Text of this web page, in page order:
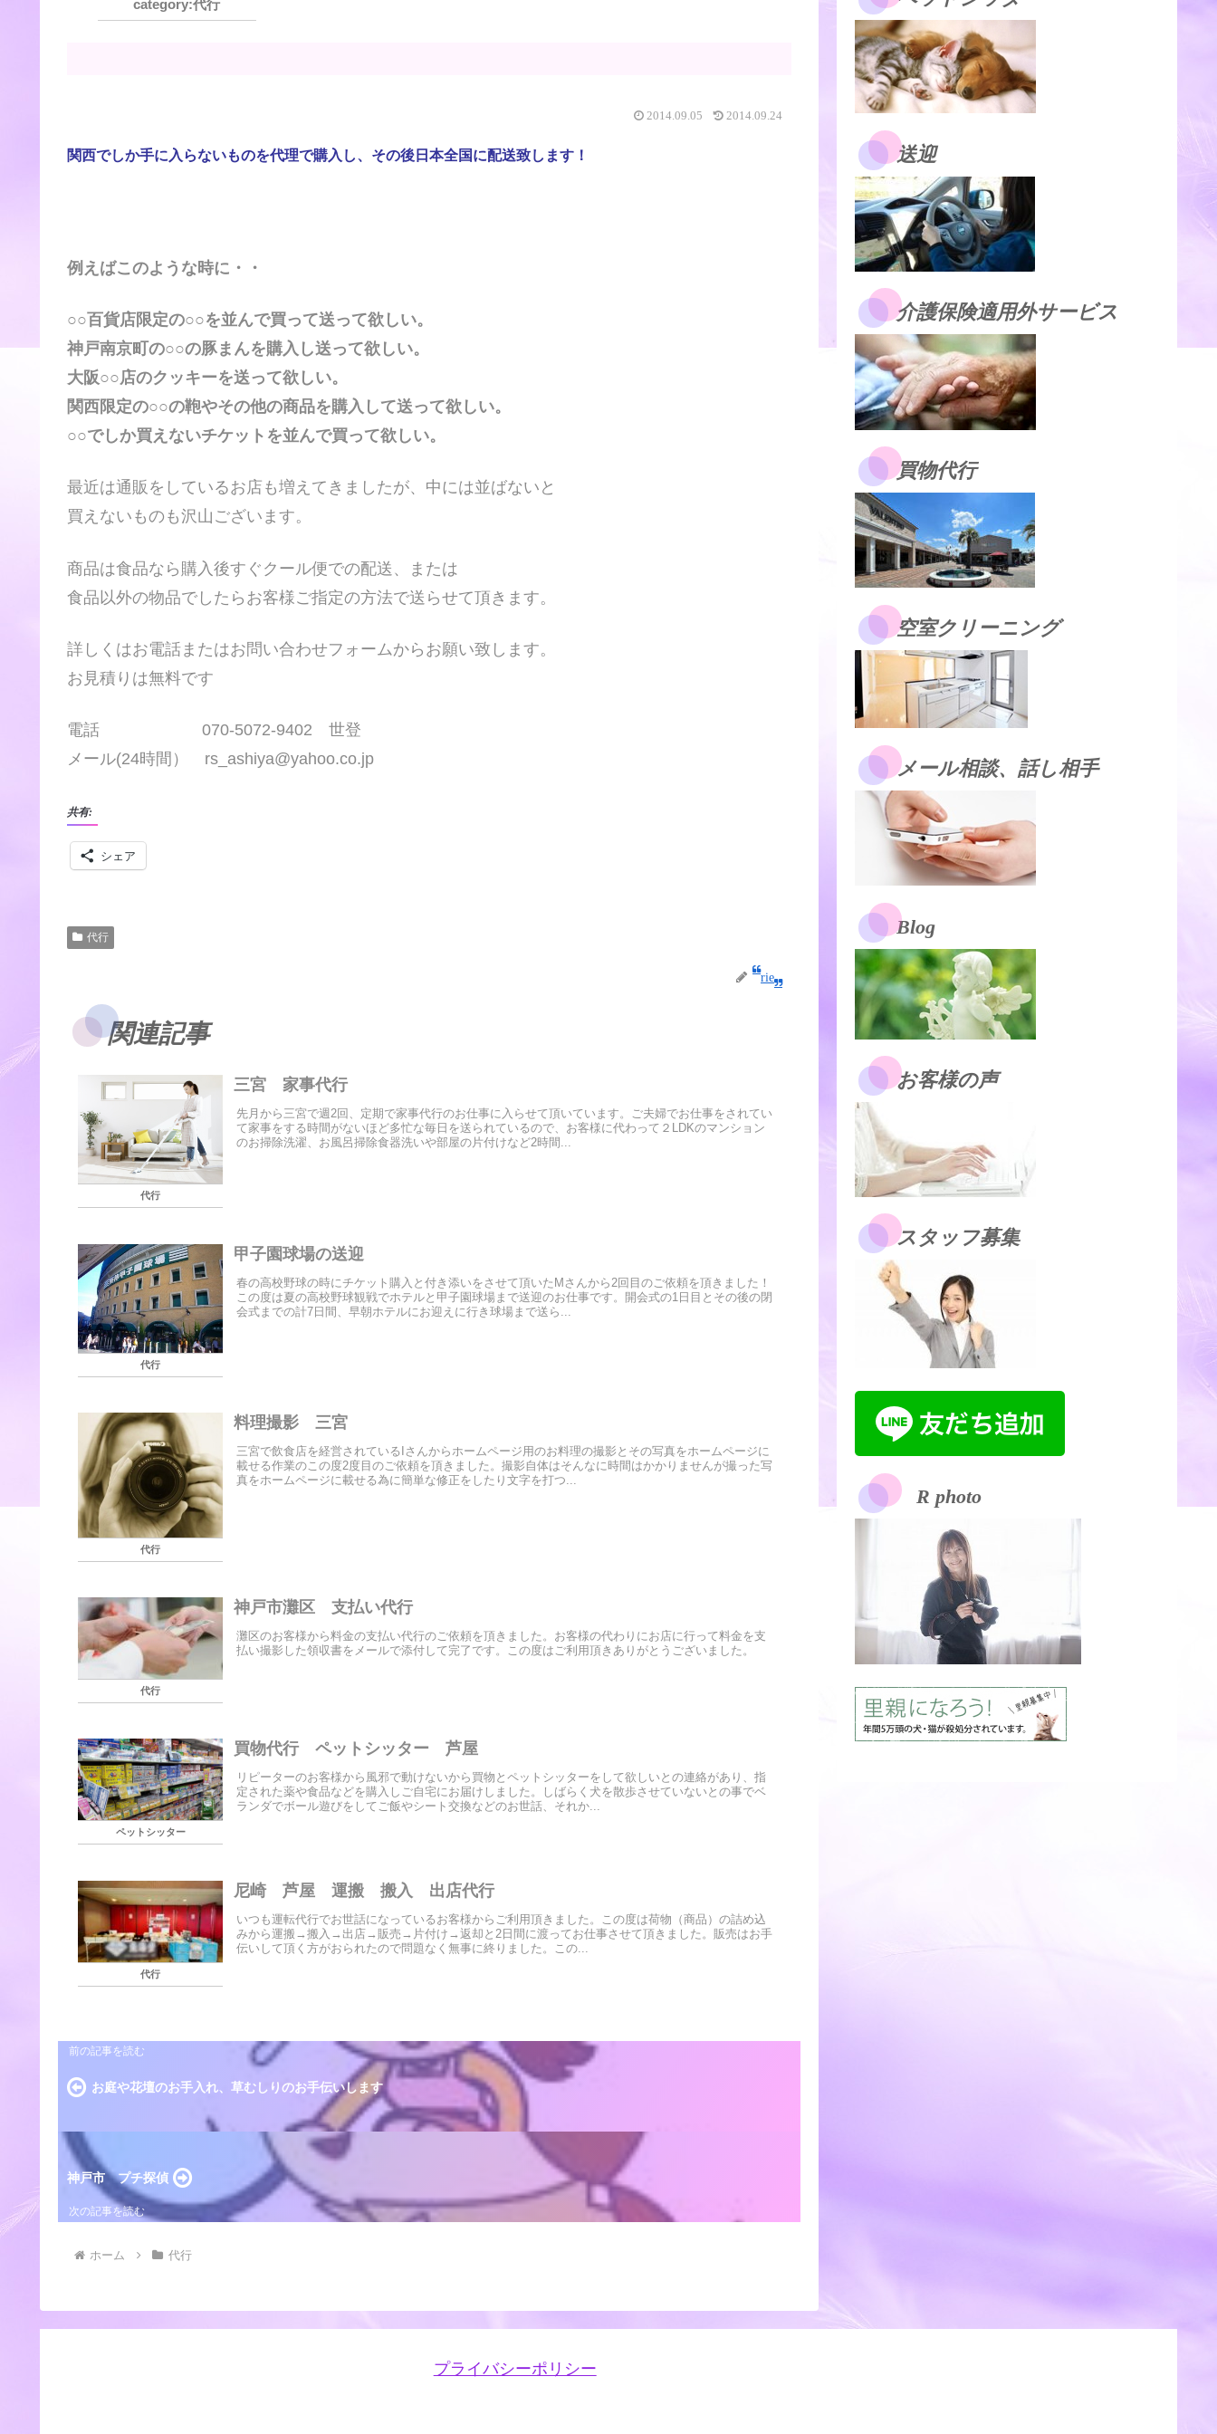
代行
2014.09.05 2014.09.24
関西でしか手に入らないものを代理で購入し、その後日本全国に配送致します！
例えばこのような時に・・
○○百貨店限定の○○を並んで買って送って欲しい。
神戸南京町の○○の豚まんを購入し送って欲しい。
大阪○○店のクッキーを送って欲しい。
関西限定の○○の鞄やその他の商品を購入して送って欲しい。
○○でしか買えないチケットを並んで買って欲しい。
最近は通販をしているお店も増えてきましたが、中には並ばないと
買えないものも沢山ございます。
商品は食品なら購入後すぐクール便での配送、または
食品以外の物品でしたらお客様ご指定の方法で送らせて頂きます。
詳しくはお電話またはお問い合わせフォームからお願い致します。
お見積りは無料です
電話 070-5072-9402 世登
メール(24時間） rs_ashiya@yahoo.co.jp
共有:
シェア
代行
rie
関連記事
代行
三宮 家事代行
先月から三宮で週2回、定期で家事代行のお仕事に入らせて頂いています。ご夫婦でお仕事をされてい
て家事をする時間がないほど多忙な毎日を送られているので、お客様に代わって２LDKのマンション
のお掃除洗濯、お風呂掃除食器洗いや部屋の片付けなど2時間...
代行
甲子園球場の送迎
春の高校野球の時にチケット購入と付き添いをさせて頂いたMさんから2回目のご依頼を頂きました！
この度は夏の高校野球観戦でホテルと甲子園球場まで送迎のお仕事です。開会式の1日目とその後の閉
会式までの計7日間、早朝ホテルにお迎えに行き球場まで送ら...
代行
料理撮影 三宮
三宮で飲食店を経営されているIさんからホームページ用のお料理の撮影とその写真をホームページに
載せる作業のこの度2度目のご依頼を頂きました。撮影自体はそんなに時間はかかりませんが撮った写
真をホームページに載せる為に簡単な修正をしたり文字を打つ...
代行
神戸市灘区 支払い代行
灘区のお客様から料金の支払い代行のご依頼を頂きました。お客様の代わりにお店に行って料金を支
払い撮影した領収書をメールで添付して完了です。この度はご利用頂きありがとうございました。
ペットシッター
買物代行 ペットシッター 芦屋
リピーターのお客様から風邪で動けないから買物とペットシッターをして欲しいとの連絡があり、指
定された薬や食品などを購入しご自宅にお届けしました。しばらく犬を散歩させていないとの事でベ
ランダでボール遊びをしてご飯やシート交換などのお世話、それか...
代行
尼崎 芦屋 運搬 搬入 出店代行
いつも運転代行でお世話になっているお客様からご利用頂きました。この度は荷物（商品）の詰め込
みから運搬→搬入→出店→販売→片付け→返却と2日間に渡ってお仕事させて頂きました。販売はお手
伝いして頂く方がおられたので問題なく無事に終りました。この...
お庭や花壇のお手入れ、草むしりのお手伝いします
神戸市 プチ探偵
ホーム 代行
送迎
介護保険適用外サービス
買物代行
空室クリーニング
メール相談、話し相手
Blog
お客様の声
スタッフ募集
R photo
プライバシーポリシー